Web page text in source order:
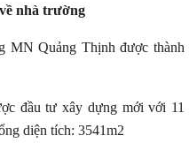
nhà trường
MN Quảng Thịnh được thành
đầu tư xây dựng mới với 11
diện tích: 3541m2